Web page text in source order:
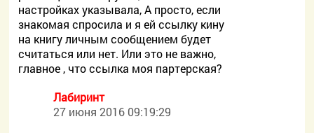
настройках указывала, А просто, если
знакомая спросила и я ей ссылку кину
на книгу личным сообщением будет
считаться или нет. Или это не важно,
главное , что ссылка моя партерская?
Лабиринт
27 июня 2016 09:19:29